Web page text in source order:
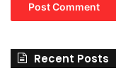
Recent Posts